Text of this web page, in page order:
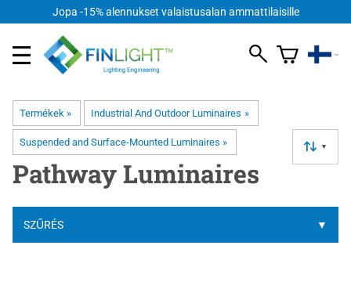
Jopa -15% alennukset valaistusalan ammattilaisille
Termékek ‪» Industrial And Outdoor Luminaires ‪»
Suspended and Surface-Mounted Luminaires ‪» ▼
Pathway Luminaires
SZŰRÉS ▼